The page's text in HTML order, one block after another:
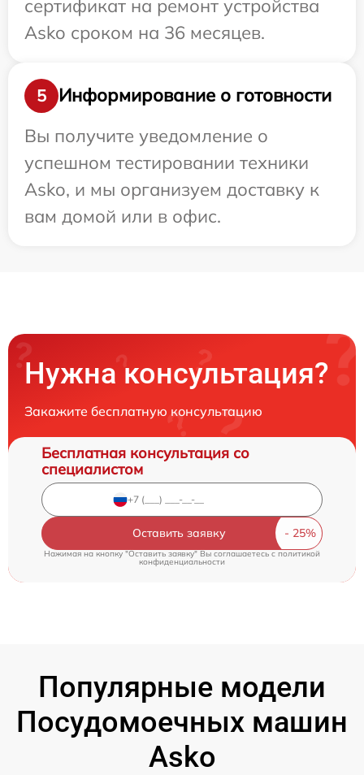
сертификат на ремонт устройства
Asko сроком на 36 месяцев.
5
Информирование о готовности
Вы получите уведомление о
успешном тестировании техники
Asko, и мы организуем доставку к
вам домой или в офис.
Нужна консультация?
Закажите бесплатную консультацию
Бесплатная консультация со
специалистом
Оставить заявку
Нажимая на кнопку "Оставить заявку" Вы соглашаетесь cполитикой
конфиденциальности
Популярные модели
Посудомоечных машин
Asko